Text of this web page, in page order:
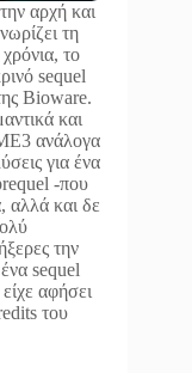
αρχή και
τη
το
sequel
Bioware.
και
ανάλογα
για ένα
-που
αλλά και δε
την
sequel
αφήσει
του